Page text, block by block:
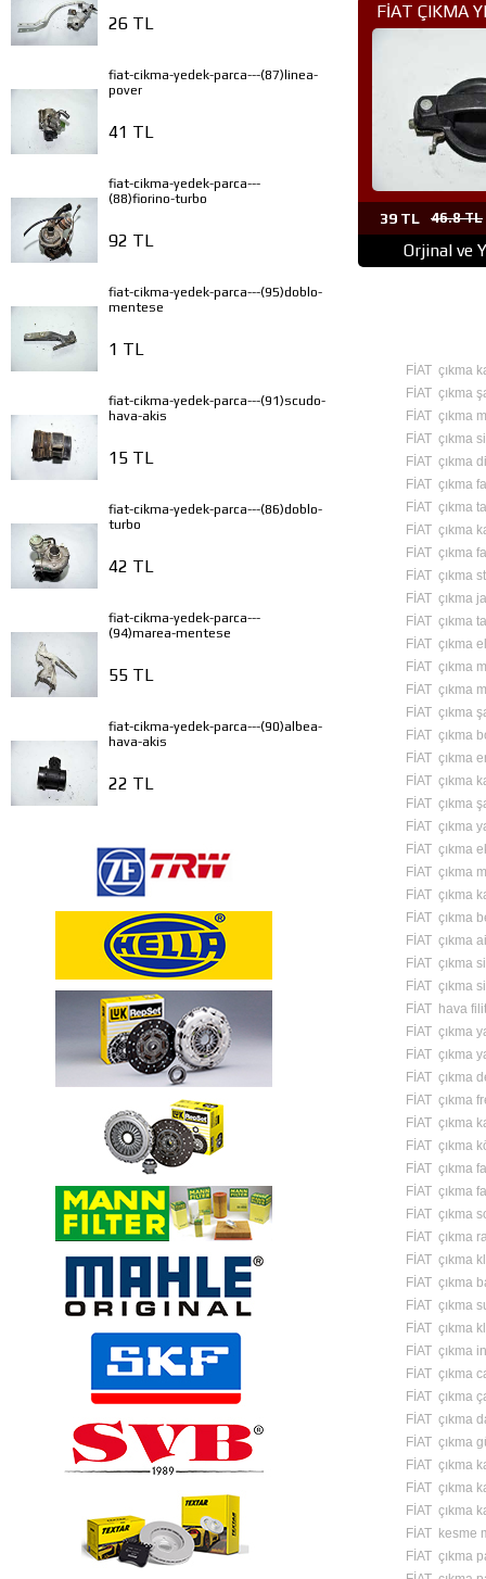
26 TL
fiat-cikma-yedek-parca---(87)linea-
pover
41 TL
fiat-cikma-yedek-parca---
(88)fiorino-turbo
92 TL
fiat-cikma-yedek-parca---(95)doblo-
mentese
1 TL
fiat-cikma-yedek-parca---(91)scudo-
hava-akis
15 TL
fiat-cikma-yedek-parca---(86)doblo-
turbo
42 TL
fiat-cikma-yedek-parca---
(94)marea-mentese
55 TL
fiat-cikma-yedek-parca---(90)albea-
hava-akis
22 TL
FİAT ÇIKMA
39 TL 46.8 TL
Orjinal ve
FİAT çıkma
FİAT çıkma
FİAT çıkma
FİAT çıkma
FİAT çıkma
FİAT çıkma
FİAT çıkma
FİAT çıkma
FİAT çıkma
FİAT çıkma
FİAT çıkma
FİAT çıkma
FİAT çıkma
FİAT çıkma
FİAT çıkma
FİAT çıkma
FİAT çıkma
FİAT çıkma
FİAT çıkma
FİAT çıkma
FİAT çıkma
FİAT çıkma
FİAT çıkma
FİAT çıkma
FİAT çıkma
FİAT çıkma
FİAT çıkma
FİAT çıkma
FİAT hava
FİAT çıkma
FİAT çıkma
FİAT çıkma
FİAT çıkma
FİAT çıkma
FİAT çıkma
FİAT çıkma
FİAT çıkma
FİAT çıkma
FİAT çıkma
FİAT çıkma
FİAT çıkma
FİAT çıkma
FİAT çıkma
FİAT çıkma
FİAT çıkma
FİAT çıkma
FİAT çıkma
FİAT çıkma
FİAT çıkma
FİAT çıkma
FİAT çıkma
FİAT kesme
FİAT çıkma